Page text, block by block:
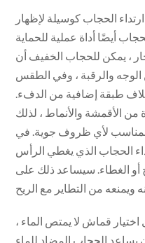
الحجاب كوسيلة لإظهار
أيضًا أداة عملية للحماية
، يمكن للحجاب الخفيف أن
والرقبة ، وفي الطقس
طبقة إضافية من الدفء.
الأقمشة والأنماط ، لذلك
لأي ظروف جوية. في
الحجاب الذي يغطي الرأس
أو الغطاء. سيساعد ذلك على
قماش لا يمتص الماء ،
يساعد الحجاب المضاد للماء